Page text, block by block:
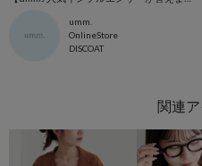
umm.
OnlineStore
DISCOAT